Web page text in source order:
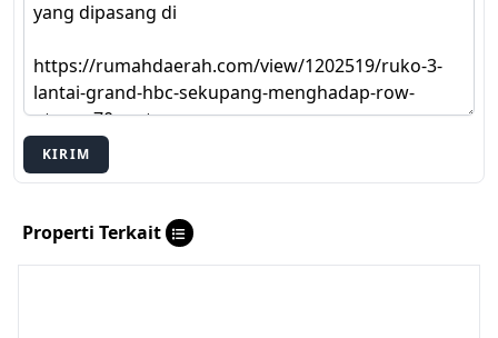
KIRIM
Properti Terkait